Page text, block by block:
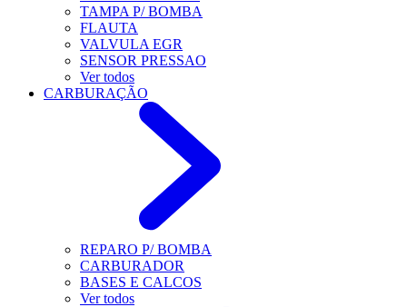
TAMPA P/ BOMBA
FLAUTA
VALVULA EGR
SENSOR PRESSAO
Ver todos
CARBURAÇÃO
REPARO P/ BOMBA
CARBURADOR
BASES E CALCOS
Ver todos